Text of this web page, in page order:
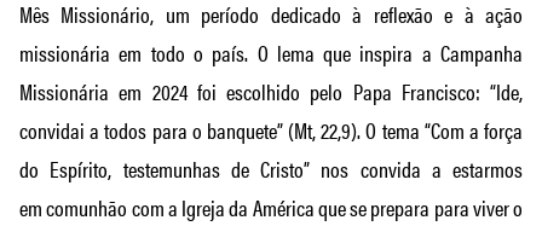
Mês Missionário, um período dedicado à reflexão e à ação
missionária em todo o país. O lema que inspira a Campanha
Missionária em 2024 foi escolhido pelo Papa Francisco: “Ide,
convidai a todos para o banquete” (Mt, 22,9). O tema “Com a força
do Espírito, testemunhas de Cristo” nos convida a estarmos
em comunhão com a Igreja da América que se prepara para viver o